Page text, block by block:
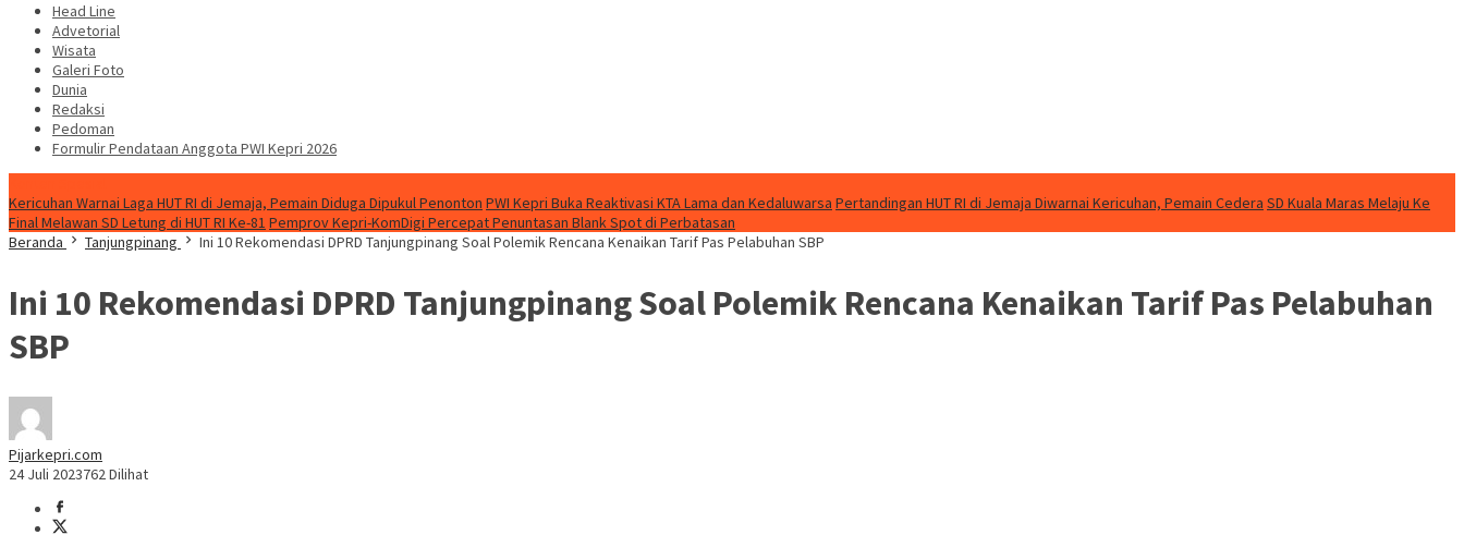
Head Line
Advetorial
Wisata
Galeri Foto
Dunia
Redaksi
Pedoman
Formulir Pendataan Anggota PWI Kepri 2026
Kericuhan Warnai Laga HUT RI di Jemaja, Pemain Diduga Dipukul Penonton PWI Kepri Buka Reaktivasi KTA Lama dan Kedaluwarsa Pertandingan HUT RI di Jemaja Diwarnai Kericuhan, Pemain Cedera SD Kuala Maras Melaju Ke
Final Melawan SD Letung di HUT RI Ke-81 Pemprov Kepri-KomDigi Percepat Penuntasan Blank Spot di Perbatasan
Beranda
Tanjungpinang Ini 10 Rekomendasi DPRD Tanjungpinang Soal Polemik Rencana Kenaikan Tarif Pas Pelabuhan SBP
Ini 10 Rekomendasi DPRD Tanjungpinang Soal Polemik Rencana Kenaikan Tarif Pas Pelabuhan
SBP
Pijarkepri.com
24 Juli 2023762 Dilihat